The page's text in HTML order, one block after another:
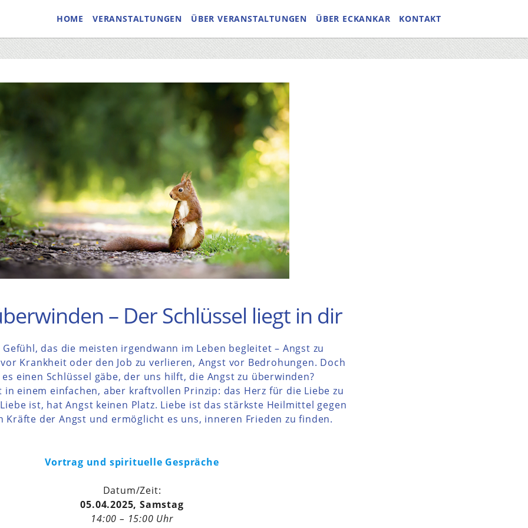
HOME VERANSTALTUNGEN ÜBER VERANSTALTUNGEN ÜBER ECKANKAR KONTAKT
– Der Schlüssel liegt in dir
das die meisten irgendwann im Leben begleitet – Angst zu
Krankheit oder den Job zu verlieren, Angst vor Bedrohungen. Doch
es einen Schlüssel gäbe, der uns hilft, die Angst zu überwinden?
einem einfachen, aber kraftvollen Prinzip: das Herz für die Liebe zu
ist, hat Angst keinen Platz. Liebe ist das stärkste Heilmittel gegen
Kräfte der Angst und ermöglicht es uns, inneren Frieden zu finden.
Vortrag und spirituelle Gespräche
Datum/Zeit:
05.04.2025, Samstag
14:00 – 15:00 Uhr